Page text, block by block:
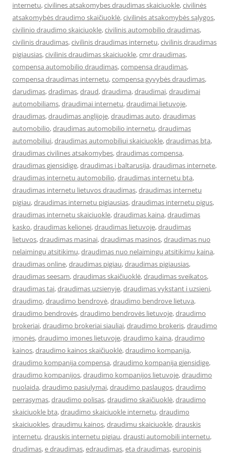
internetu,civilines atsakomybes draudimas skaiciuokle,civilinės
atsakomybės draudimo skaičiuoklė,civilinės atsakomybės sąlygos,
civilinio draudimo skaiciuokle,civilinis automobilio draudimas,
civilinis draudimas,civilinis draudimas internetu,civilinis draudimas
pigiausias,civilinis draudimas skaiciuokle,cmr draudimas,
compensa automobilio draudimas,compensa draudimas,
compensa draudimas internetu,compensa gyvybės draudimas,
darudimas,dradimas,draud,draudima,draudimai,draudimai
automobiliams,draudimai internetu,draudimai lietuvoje,
draudimas,draudimas anglijoje,draudimas auto,draudimas
automobilio,draudimas automobilio internetu,draudimas
automobiliui,draudimas automobiliui skaiciuokle,draudimas bta,
draudimas civilines atsakomybes,draudimas compensa,
draudimas gjensidige,draudimas i baltarusija,draudimas internete,
draudimas internetu automobilio,draudimas internetu bta,
draudimas internetu lietuvos draudimas,draudimas internetu
pigiau,draudimas internetu pigiausias,draudimas internetu pigus,
draudimas internetu skaiciuokle,draudimas kaina,draudimas
kasko,draudimas kelionei,draudimas lietuvoje,draudimas
lietuvos,draudimas masinai,draudimas masinos,draudimas nuo
nelaimingų atsitikimų,draudimas nuo nelaimingų atsitikimų kaina,
draudimas online,draudimas pigiau,draudimas pigiausias,
draudimas seesam,draudimas skaičiuoklė,draudimas sveikatos,
draudimas tai,draudimas uzsienyje,draudimas vykstant i uzsieni,
draudimo,draudimo bendrovė,draudimo bendrove lietuva,
draudimo bendrovės,draudimo bendrovės lietuvoje,draudimo
brokeriai,draudimo brokeriai siauliai,draudimo brokeris,draudimo
įmonės,draudimo imones lietuvoje,draudimo kaina,draudimo
kainos,draudimo kainos skaičiuoklė,draudimo kompanija,
draudimo kompanija compensa,draudimo kompanija gjensidige,
draudimo kompanijos,draudimo kompanijos lietuvoje,draudimo
nuolaida,draudimo pasiulymai,draudimo paslaugos,draudimo
perrasymas,draudimo polisas,draudimo skaičiuoklė,draudimo
skaiciuokle bta,draudimo skaiciuokle internetu,draudimo
skaiciuokles,draudimu kainos,draudimu skaiciuokle,drauskis
internetu,drauskis internetu pigiau,drausti automobili internetu,
drudimas,e draudimas,edraudimas,eta draudimas,europinis